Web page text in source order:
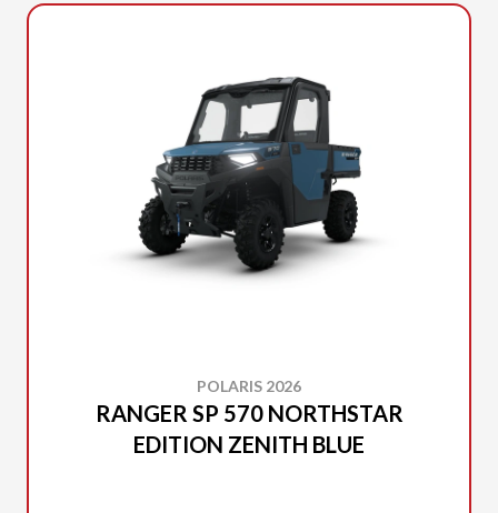
POLARIS 2026
RANGER SP 570 NORTHSTAR
EDITION ZENITH BLUE